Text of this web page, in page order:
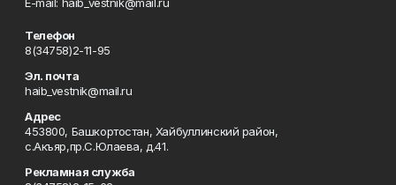
Телефон
8(34758)2-11-95
Эл. почта
haib_vestnik@mail.ru
Адрес
453800, Башкортостан, Хайбуллинский район,
с.Акъяр,пр.С.Юлаева, д.41.
Рекламная служба